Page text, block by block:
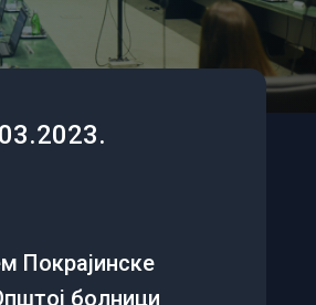
Покрајинске
болници